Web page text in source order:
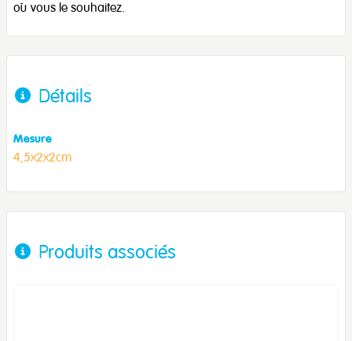
où vous le souhaitez.
Détails
Mesure
4,5x2x2cm
Produits associés